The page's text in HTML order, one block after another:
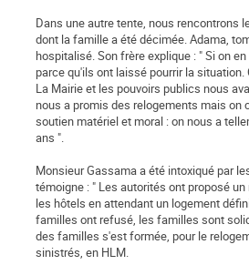
Dans une autre tente, nous rencontrons
dont la famille a été décimée. Adama,
hospitalisé. Son frère explique : " Si on
parce qu'ils ont laissé pourrir la situation.
La Mairie et les pouvoirs publics nous
nous a promis des relogements mais on
soutien matériel et moral : on nous a
ans ".
Monsieur Gassama a été intoxiqué par
témoigne : " Les autorités ont proposé
les hôtels en attendant un logement
familles ont refusé, les familles sont
des familles s'est formée, pour le
sinistrés, en HLM.